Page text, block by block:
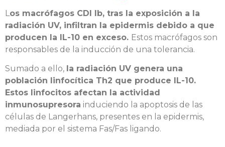
Los macrófagos CDI Ib, tras la exposición a la
radiación UV, infiltran la epidermis debido a que
producen la IL-10 en exceso. Estos macrófagos son
responsables de la inducción de una tolerancia.
Sumado a ello, la radiación UV genera una
población linfocítica Th2 que produce IL-10.
Estos linfocitos afectan la actividad
inmunosupresora induciendo la apoptosis de las
células de Langerhans, presentes en la epidermis,
mediada por el sistema Fas/Fas ligando.